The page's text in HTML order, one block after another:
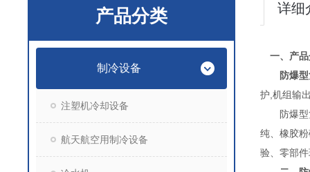
产品分类
制冷设备
注塑机冷却设备
航天航空用制冷设备
详细
一、产
防爆
护,机组输
防爆型复
纯、橡胶
验、零部